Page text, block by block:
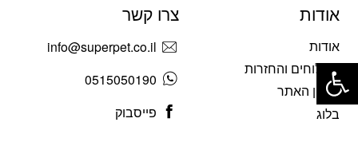
אודות
אודות
משלוחים והחזרות
תקנון האתר
בלוג
צרו קשר
info@superpet.co.il
0515050190
פייסבוק
פתח סרגל נגישות